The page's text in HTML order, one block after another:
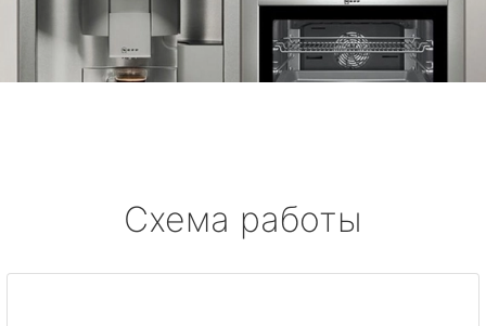
Схема работы